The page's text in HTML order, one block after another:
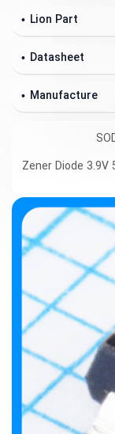
Lion Part
Datasheet
Manufacture
Zener Diode